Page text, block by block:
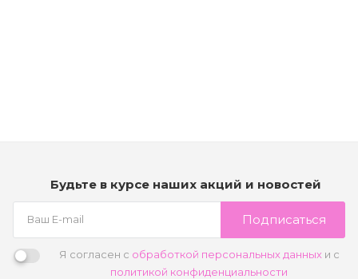
Будьте в курсе наших акций и новостей
Подписаться
Я согласен с обработкой персональных данных и с
политикой конфиденциальности